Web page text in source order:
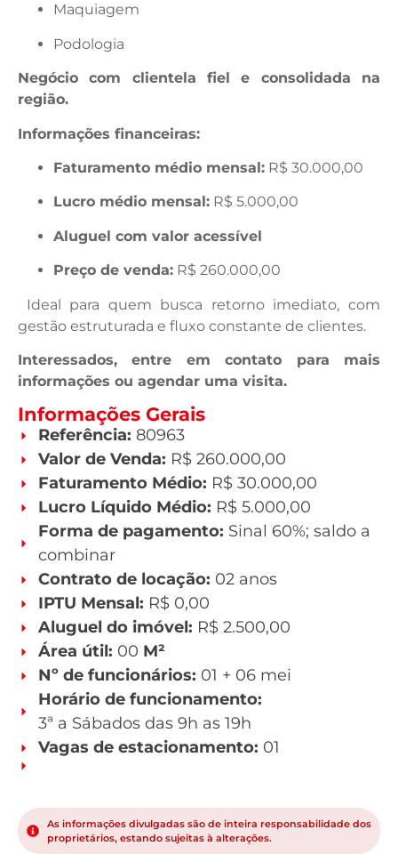
Maquiagem
Podologia
Negócio com clientela fiel e consolidada na
região.
Informações financeiras:
Faturamento médio mensal: R$ 30.000,00
Lucro médio mensal: R$ 5.000,00
Aluguel com valor acessível
Preço de venda: R$ 260.000,00
Ideal para quem busca retorno imediato, com
gestão estruturada e fluxo constante de clientes.
Interessados, entre em contato para mais
informações ou agendar uma visita.
Informações Gerais
Referência: 80963
Valor de Venda: R$ 260.000,00
Faturamento Médio: R$ 30.000,00
Lucro Líquido Médio: R$ 5.000,00
Forma de pagamento: Sinal 60%; saldo a
combinar
Contrato de locação: 02 anos
IPTU Mensal: R$ 0,00
Aluguel do imóvel: R$ 2.500,00
Área útil: 00 M²
Nº de funcionários: 01 + 06 mei
Horário de funcionamento:
3ª a Sábados das 9h as 19h
Vagas de estacionamento: 01
As informações divulgadas são de inteira responsabilidade dos
proprietários, estando sujeitas à alterações.